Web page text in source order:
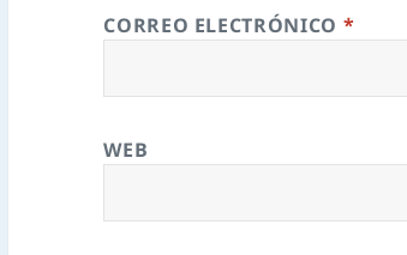
CORREO ELECTRÓNICO *
WEB